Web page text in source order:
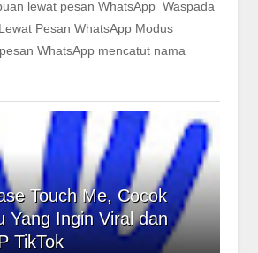
lewat pesan WhatsApp Waspada
Pesan WhatsApp Modus
WhatsApp mencatut nama
Touch Me, Cocok
Yang Ingin Viral dan
TikTok